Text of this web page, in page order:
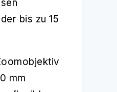
bis zu 15
mm